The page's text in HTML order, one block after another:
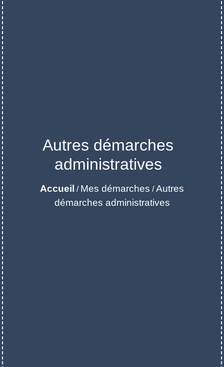
Autres démarches
administratives
Accueil / Mes démarches /Autres
démarches administratives